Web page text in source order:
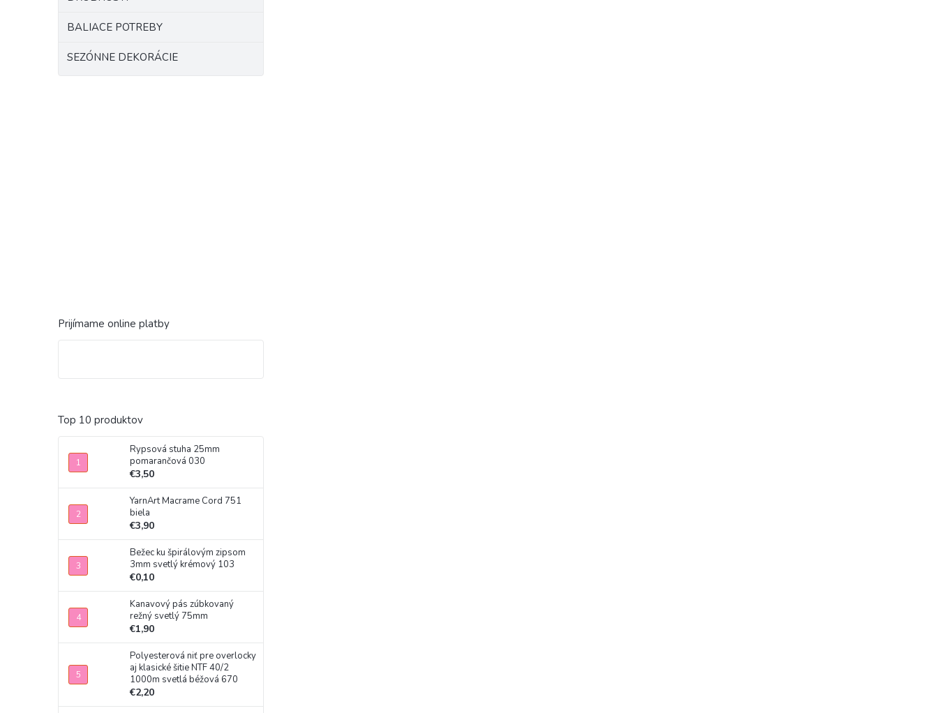
BALIACE POTREBY
SEZÓNNE DEKORÁCIE
Prijímame online platby
Top 10 produktov
Rypsová stuha 25mm
pomarančová 030
€3,50
YarnArt Macrame Cord 751
biela
€3,90
Bežec ku špirálovým zipsom
3mm svetlý krémový 103
€0,10
Kanavový pás zúbkovaný
režný svetlý 75mm
€1,90
Polyesterová niť pre overlocky
aj klasické šitie NTF 40/2
1000m svetlá béžová 670
€2,20